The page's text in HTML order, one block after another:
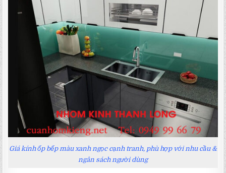
Giá kính ốp bếp màu xanh ngọc cạnh tranh, phù hợp với nhu cầu &
ngân sách người dùng